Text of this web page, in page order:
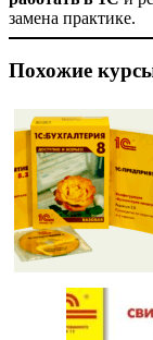
замена практике.
Похожие